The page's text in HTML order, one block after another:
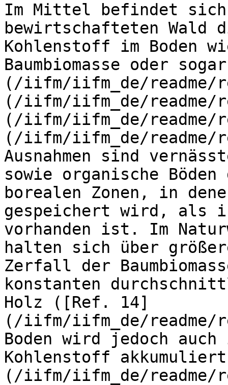
Im Mittel befindet sich
bewirtschafteten Wald
Kohlenstoff im Boden
Baumbiomasse oder
(/iifm/iifm_de/readme/
(/iifm/iifm_de/readme/
(/iifm/iifm_de/readme/
(/iifm/iifm_de/readme/
Ausnahmen sind
sowie organische
borealen Zonen, in
gespeichert wird, als in
vorhanden ist. Im
halten sich über
Zerfall der
konstanten
Holz ([Ref. 14]
(/iifm/iifm_de/readme/
Boden wird jedoch
Kohlenstoff
(/iifm/iifm_de/readme/